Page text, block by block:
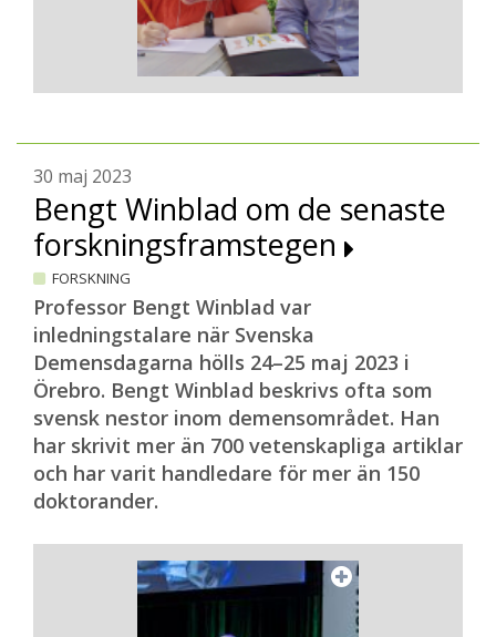
30 maj 2023
Bengt Winblad om de senaste
forskningsframstegen
FORSKNING
Professor Bengt Winblad var
inledningstalare när Svenska
Demensdagarna hölls 24–25 maj 2023 i
Örebro. Bengt Winblad beskrivs ofta som
svensk nestor inom demensområdet. Han
har skrivit mer än 700 vetenskapliga artiklar
och har varit handledare för mer än 150
doktorander.